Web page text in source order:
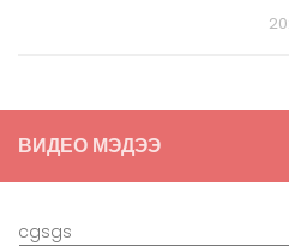
ВИДЕО МЭДЭЭ
cgsgs